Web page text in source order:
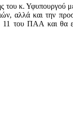
του κ.
αλλά και την
11 του ΠΑΑ και θα